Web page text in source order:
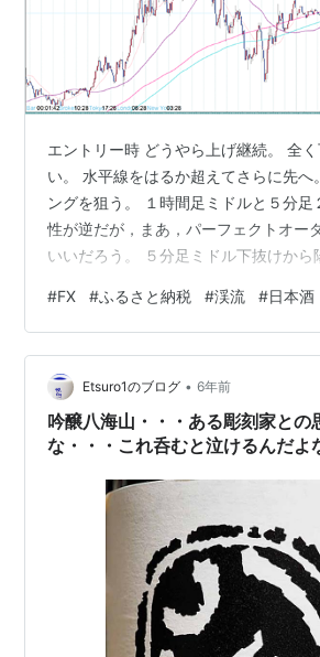
エントリー時 どうやら上げ継続。 全
い。 水平線をはるか超えてさらに先へ
ングを狙う。 １時間足ミドルと５分足
性が逆だが，まあ，パーフェクトオー
いいだろう。 ５分足ミドル下抜けから
で一玉利確し，もう一玉をキリ番まで
た。 決済時 なぜかどっちも切られて
まだ切れてないけど，一玉目と同じ位
動してきており，気づいたら決済され
で，違うチャートでプロコンのトレー
ていたのがまずかったか。 プロコ…
#FX #ふるさと納税 #渓流 #日本酒
Etsuro1のブログ • 6年前
吟醸八海山・・・ある彫刻家との
な・・・これ呑むと泣けるんだよ